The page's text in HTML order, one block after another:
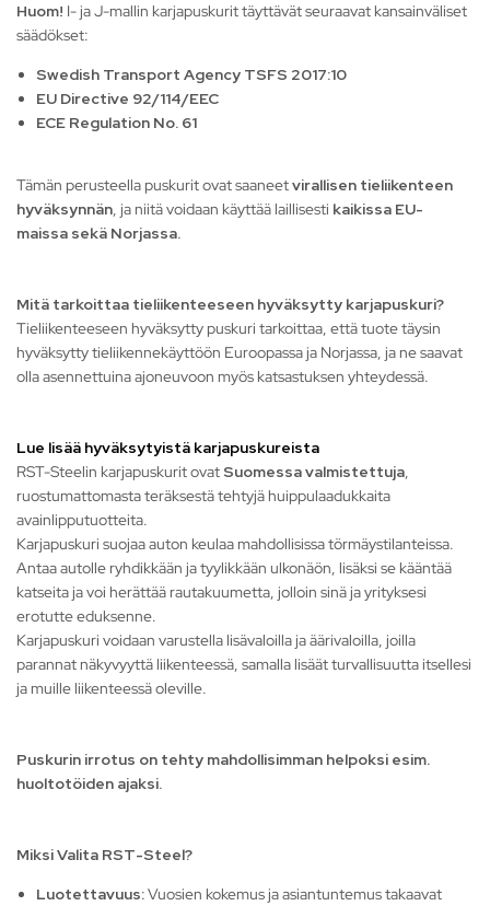
Huom! I- ja J-mallin karjapuskurit täyttävät seuraavat kansainväliset
säädökset:
Swedish Transport Agency TSFS 2017:10
EU Directive 92/114/EEC
ECE Regulation No. 61
Tämän perusteella puskurit ovat saaneetvirallisen tieliikenteen
hyväksynnän, ja niitä voidaan käyttää laillisesti kaikissa EU-
maissa sekä Norjassa.
Mitä tarkoittaa tieliikenteeseen hyväksytty karjapuskuri?
Tieliikenteeseen hyväksytty puskuri tarkoittaa, että tuote täysin
hyväksytty tieliikennekäyttöön Euroopassa ja Norjassa, ja ne saavat
olla asennettuina ajoneuvoon myös katsastuksen yhteydessä.
Lue lisää hyväksytyistä karjapuskureista
RST-Steelin karjapuskurit ovat Suomessa valmistettuja,
ruostumattomasta teräksestä tehtyjä huippulaadukkaita
avainlipputuotteita.
Karjapuskuri suojaa auton keulaa mahdollisissa törmäystilanteissa.
Antaa autolle ryhdikkään ja tyylikkään ulkonäön, lisäksi se kääntää
katseita ja voi herättää rautakuumetta, jolloin sinä ja yrityksesi
erotutte eduksenne.
Karjapuskuri voidaan varustella lisävaloilla ja äärivaloilla, joilla
parannat näkyvyyttä liikenteessä, samalla lisäät turvallisuutta itsellesi
ja muille liikenteessä oleville.
Puskurin irrotus on tehty mahdollisimman helpoksi esim.
huoltotöiden ajaksi.
Miksi Valita RST-Steel?
Luotettavuus:Vuosien kokemus ja asiantuntemus takaavat